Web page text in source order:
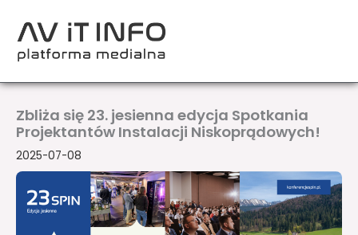
treści
Zbliża się 23. jesienna edycja Spotkania
Projektantów Instalacji Niskoprądowych!
2025-07-08